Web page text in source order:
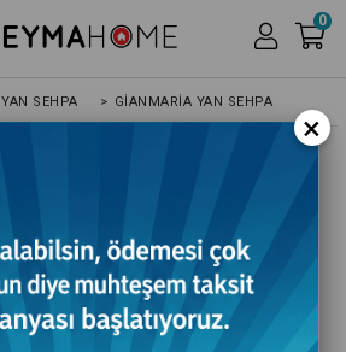
0
YAN SEHPA > GIANMARIA YAN SEHPA
×